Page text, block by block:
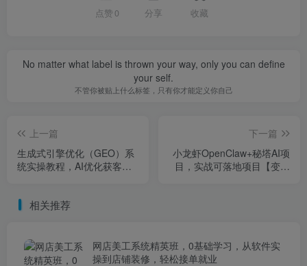
点赞 0 分享 收藏
No matter what label is thrown your way, only you can define
your self.
不管你被贴上什么标签，只有你才能定义你自己
上一篇
生成式引擎优化（GEO）系
统实操教程，AI优化获客实
下一篇
小龙虾OpenClaw+秘塔AI项
目，实战可落地项目【变现
相关推荐
网店美工系统精英班，0基础学习，从软件实
操到店铺装修，轻松接单就业